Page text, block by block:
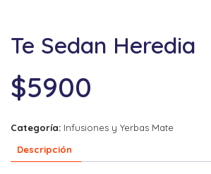
Te Sedan Heredia
$5900
Categoría: Infusiones y Yerbas Mate
Descripción